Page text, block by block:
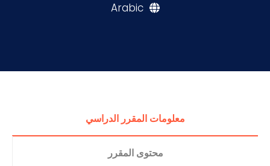
Arabic
معلومات المقرر الدراسي
محتوى المقرر